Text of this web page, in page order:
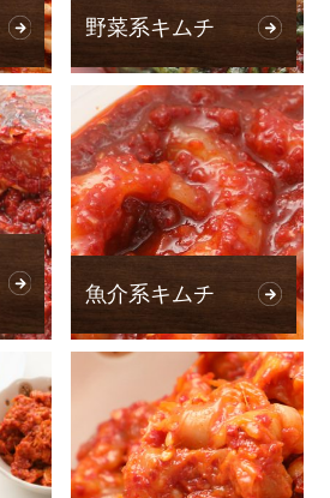
野菜系キムチ
魚介系キムチ